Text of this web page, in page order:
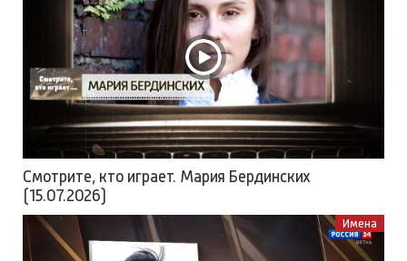
Смотрите, кто играет. Мария Бердинских
(15.07.2026)
Имена